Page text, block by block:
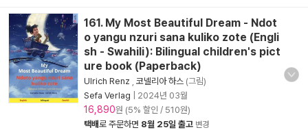
161. My Most Beautiful Dream - Ndot
o yangu nzuri sana kuliko zote (Engli
sh - Swahili): Bilingual children's pict
ure book (Paperback)
Ulrich Renz 코넬리아 하스 (그림)
Sefa Verlag
2024년 03월
16,890원 (5% 할인 / 510원)
택배로 주문하면 8월 25일 출고 변경